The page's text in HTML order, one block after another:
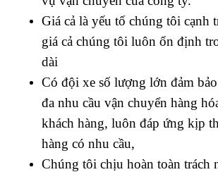
Giá cả là yếu tố chúng tôi cạnh
giá cả chúng tôi luôn ổn định
dài
Có đội xe số lượng lớn đảm
đa nhu cầu vận chuyển hàng
khách hàng, luôn đáp ứng kịp
hàng có nhu cầu,
Chúng tôi chịu hoàn toàn trách